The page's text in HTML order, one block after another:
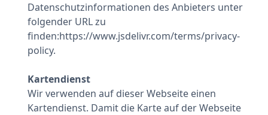
Datenschutzinformationen des Anbieters unter
folgender URL zu
finden:https://www.jsdelivr.com/terms/privacy-
policy.
Kartendienst
Wir verwenden auf dieser Webseite einen
Kartendienst. Damit die Karte auf der Webseite